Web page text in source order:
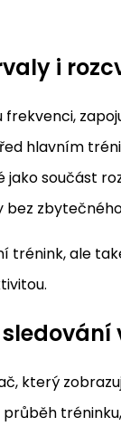
i
frekvenci,
hlavním
jako součást
bez
trénink, ale
který